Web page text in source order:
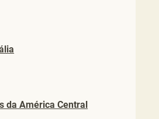
da América Central